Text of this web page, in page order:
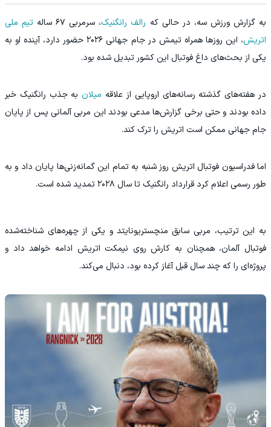
به گزارش ورزش سه، در حالی که رالف رانگنیک، سرمربی ۶۷ ساله
تیم ملی
اتریش
، این روزها همراه تیمش در جام جهانی ۲۰۲۶ حضور دارد، آینده او به
یکی از بحث‌های داغ فوتبال این کشور تبدیل شده بود.
در هفته‌های گذشته رسانه‌های اروپایی از علاقه میلانبه جذب رانگنیک خبر
داده بودند و حتی برخی گزارش‌ها مدعی بودند این مربی آلمانی پس از پایان
جام جهانی ممکن است اتریش را ترک کند.
اما فدراسیون فوتبال اتریش روز شنبه به تمام این گمانه‌زنی‌ها پایان داد و به
طور رسمی اعلام کرد قرارداد رانگنیک تا سال ۲۰۲۸ تمدید شده است.
به این ترتیب، مربی سابق منچستریونایتد و یکی از چهره‌های شناخته‌شده
فوتبال آلمان، همچنان به کارش روی نیمکت اتریش ادامه خواهد داد و
پروژه‌ای را که چند سال قبل آغاز کرده بود، دنبال می‌کند.